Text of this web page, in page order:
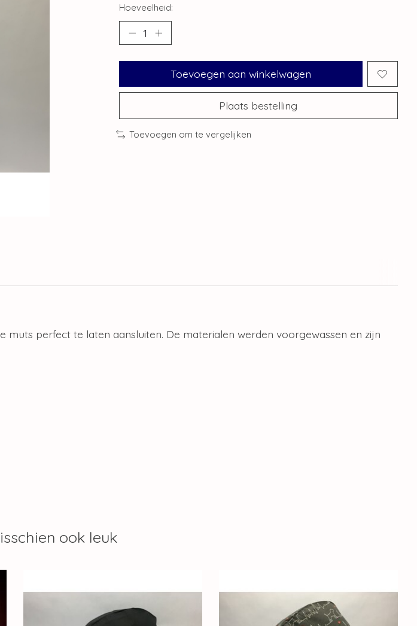
Hoeveelheid:
Toevoegen aan winkelwagen
Plaats bestelling
Toevoegen om te vergelijken
perfect te laten aansluiten. De materialen werden voorgewassen en zijn
ook leuk